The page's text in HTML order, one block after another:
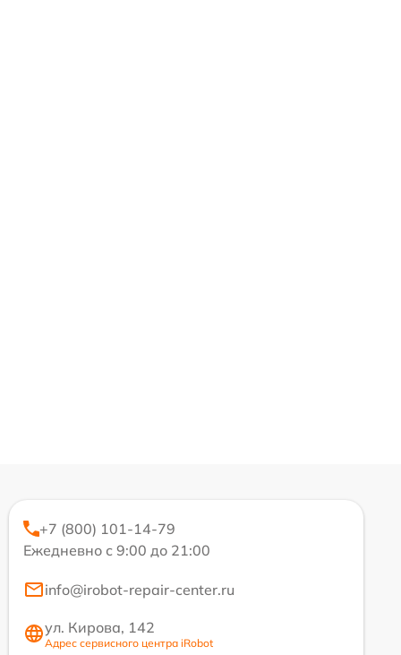
+7 (800) 101-14-79
Ежедневно с 9:00 до 21:00
info@irobot-repair-center.ru
ул. Кирова, 142
Адрес сервисного центра iRobot